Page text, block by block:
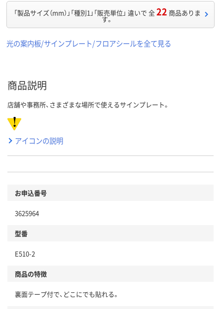
「製品サイズ（mm）」「種別1」「販売単位」 違いで 全22 商品ありま
す。
光の案内板/サインプレート/フロアシールを全て見る
商品説明
店舗や事務所、さまざまな場所で使えるサインプレート。
アイコンの説明
お申込番号
3625964
型番
E510-2
商品の特徴
裏面テープ付で、どこにでも貼れる。